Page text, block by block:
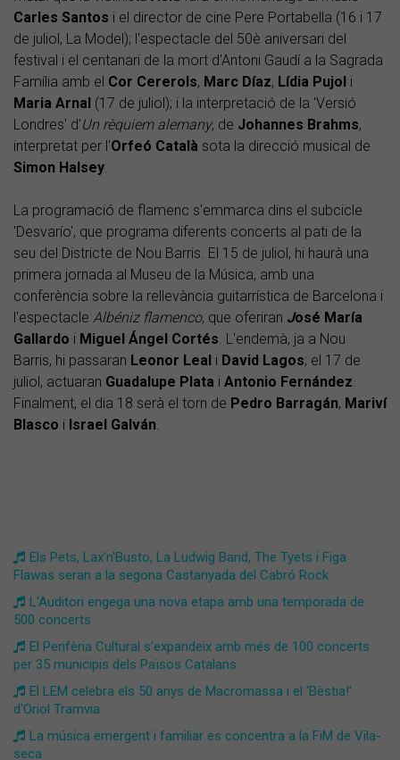
Carles Santos i el director de cine Pere Portabella (16 i 17
de juliol, La Model); l'espectacle del 50è aniversari del
festival i el centanari de la mort d'Antoni Gaudí a la Sagrada
Família amb el Cor Cererols, Marc Díaz, Lídia Pujol i
Maria Arnal (17 de juliol); i la interpretació de la 'Versió
Londres' d'Un rèquiem alemany, de Johannes Brahms,
interpretat per l'Orfeó Català sota la direcció musical de
Simon Halsey
La programació de flamenc s'emmarca dins el subcicle
'Desvarío', que programa diferents concerts al pati de la
seu del Districte de Nou Barris. El 15 de juliol, hi haurà una
primera jornada al Museu de la Música, amb una
conferència sobre la rellevància guitarrística de Barcelona i
l'espectacle Albéniz flamenco, que oferiran José María
Gallardo i Miguel Ángel Cortés . L'endemà, ja a Nou
Barris, hi passaran Leonor Leal i David Lagos; el 17 de
juliol, actuaran Guadalupe Plata i Antonio Fernández
Finalment, el dia 18 serà el torn de Pedro Barragán, Mariví
Blasco i Israel Galván
Els Pets, Lax'n'Busto, La Ludwig Band, The Tyets i Figa
Flawas seran a la segona Castanyada del Cabró Rock
L'Auditori engega una nova etapa amb una temporada de
500 concerts
El Perifèria Cultural s'expandeix amb més de 100 concerts
per 35 municipis dels Països Catalans
El LEM celebra els 50 anys de Macromassa i el 'Bèstia!'
d'Oriol Tramvia
La música emergent i familiar es concentra a la FiM de Vila-
seca